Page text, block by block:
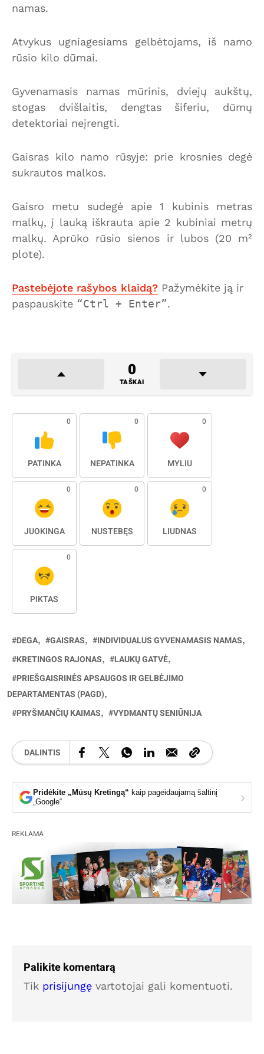
namas.
Atvykus ugniagesiams gelbėtojams, iš namo
rūsio kilo dūmai.
Gyvenamasis namas mūrinis, dviejų aukštų,
stogas dvišlaitis, dengtas šiferiu, dūmų
detektoriai neįrengti.
Gaisras kilo namo rūsyje: prie krosnies degė
sukrautos malkos.
Gaisro metu sudegė apie 1 kubinis metras
malkų, į lauką iškrauta apie 2 kubiniai metrų
malkų. Aprūko rūsio sienos ir lubos (20 m²
plote).
Pastebėjote rašybos klaidą? Pažymėkite ją ir
paspauskite
Ctrl + Enter .
0
TAŠKAI
0
PATINKA
0
NEPATINKA
0
MYLIU
0
JUOKINGA
0
NUSTEBĘS
0
LIŪDNAS
0
PIKTAS
DEGA GAISRAS
INDIVIDUALUS GYVENAMASIS NAMAS
KRETINGOS RAJONAS
LAUKŲ GATVĖ
PRIEŠGAISRINĖS APSAUGOS IR GELBĖJIMO
DEPARTAMENTAS (PAGD)
PRYŠMANČIŲ KAIMAS
VYDMANTŲ SENIŪNIJA
DALINTIS
Pridėkite „Mūsų Kretingą“ kaip pageidaujamą šaltinį
„Google“
›
REKLAMA
Palikite komentarą
Tik prisijungę vartotojai gali komentuoti.